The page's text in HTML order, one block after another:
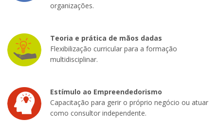
organizações.
Teoria e prática de mãos dadas
Flexibilização curricular para a formação
multidisciplinar.
Estímulo ao Empreendedorismo
Capacitação para gerir o próprio negócio ou atuar
como consultor independente.